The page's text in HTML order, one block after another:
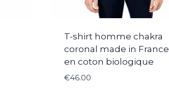
T-shirt homme chakra
coronal made in France
en coton biologique
€46.00